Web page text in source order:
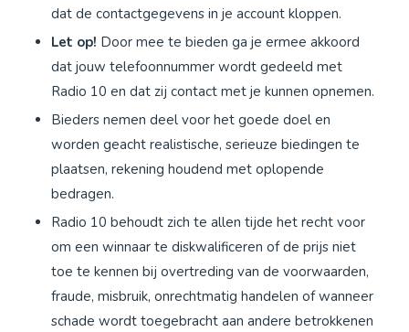
dat de contactgegevens in je account kloppen.
Let op! Door mee te bieden ga je ermee akkoord
dat jouw telefoonnummer wordt gedeeld met
Radio 10 en dat zij contact met je kunnen opnemen.
Bieders nemen deel voor het goede doel en
worden geacht realistische, serieuze biedingen te
plaatsen, rekening houdend met oplopende
bedragen.
Radio 10 behoudt zich te allen tijde het recht voor
om een winnaar te diskwalificeren of de prijs niet
toe te kennen bij overtreding van de voorwaarden,
fraude, misbruik, onrechtmatig handelen of wanneer
schade wordt toegebracht aan andere betrokkenen